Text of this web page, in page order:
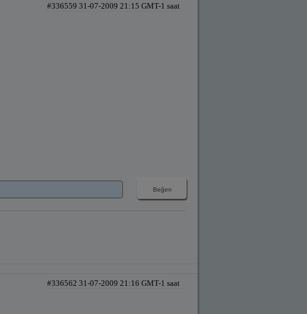
#336559 31-07-2009 21:15 GMT-1 saat
#336562 31-07-2009 21:16 GMT-1 saat